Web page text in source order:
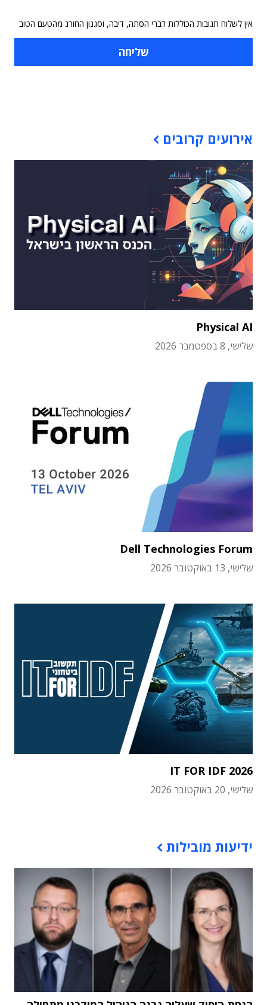
אין לשלוח תגובות הכוללות דברי הסתה, דיבה, וסגנון החורג מהטעם הטוב
אירועים קרובים
Physical AI
שלישי, 8 בספטמבר 2026
Dell Technologies Forum
שלישי, 13 באוקטובר 2026
IT FOR IDF 2026
שלישי, 20 באוקטובר 2026
ידיעות מובילות